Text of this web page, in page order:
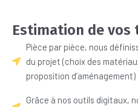
Estimation de vos
Pièce par pièce, nous
du projet (choix des
proposition d’aménagement)
Grâce à nos outils digitaux,